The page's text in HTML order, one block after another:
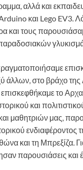
αλλά και
και Lego EV3.
και τους
άλλων, στο βράχο
το
και
μαθητριών μας,
και τη Μπρεξίζα.
παρουσιάσεις και